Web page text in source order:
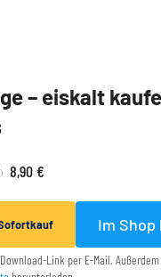
– eiskalt
8,90 €
Im Shop
Link per E-Mail.